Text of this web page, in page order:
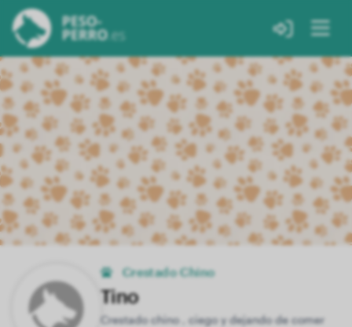
Crestado Chino
Tino
Crestado chino , ciego y dejando de comer